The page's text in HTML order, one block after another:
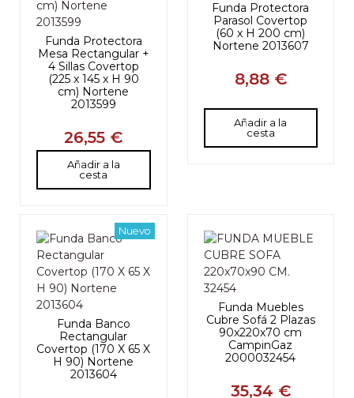
Funda Protectora
Mesa Rectangular +
4 Sillas Covertop
(225 x 145 x H 90
cm) Nortene
2013599
26,55 €
Añadir a la
cesta
Funda Protectora
Parasol Covertop
(60 x H 200 cm)
Nortene 2013607
8,88 €
Añadir a la
cesta
Nuevo
Funda Banco
Rectangular
Covertop (170 X 65 X
H 90) Nortene
2013604
Funda Muebles
Cubre Sofá 2 Plazas
90x220x70 cm
CampinGaz
2000032454
35,34 €